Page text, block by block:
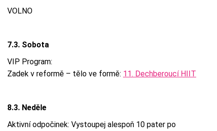
VOLNO
7.3. Sobota
VIP Program:
Zadek v reformě – tělo ve formě: 11. Dechberoucí HIIT
8.3. Neděle
Aktivní odpočinek: Vystoupej alespoň 10 pater po